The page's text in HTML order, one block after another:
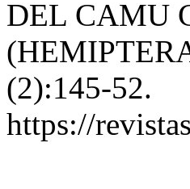
DEL CAMU
(2):145-52.
https://